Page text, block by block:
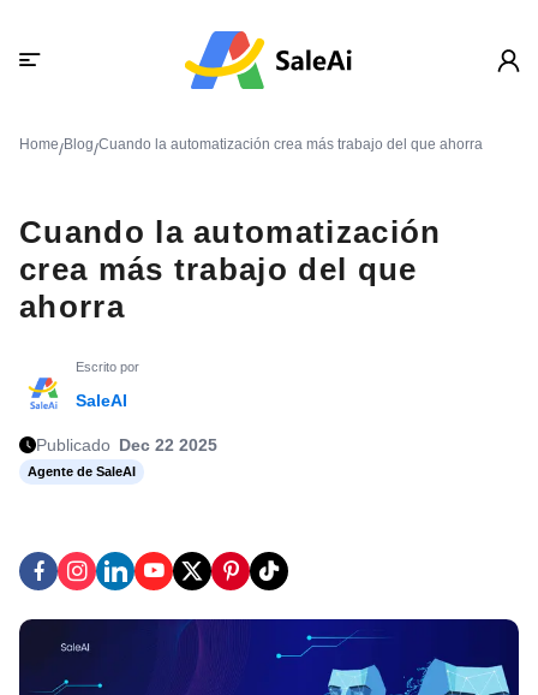
Home/Blog/Cuando la automatización crea más trabajo del que ahorra
Cuando la automatización
crea más trabajo del que
ahorra
Escrito por
SaleAI
Publicado Dec 22 2025
Agente de SaleAI